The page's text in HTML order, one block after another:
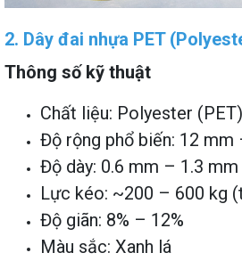
2. Dây đai nhựa PET
Thông số kỹ thuật
Chất liệu: Polyester (PET)
Độ rộng phổ biến: 12 mm
Độ dày: 0.6 mm – 1.3 mm
Lực kéo: ~200 – 600 kg
Độ giãn: 8% – 12%
Màu sắc: Xanh lá